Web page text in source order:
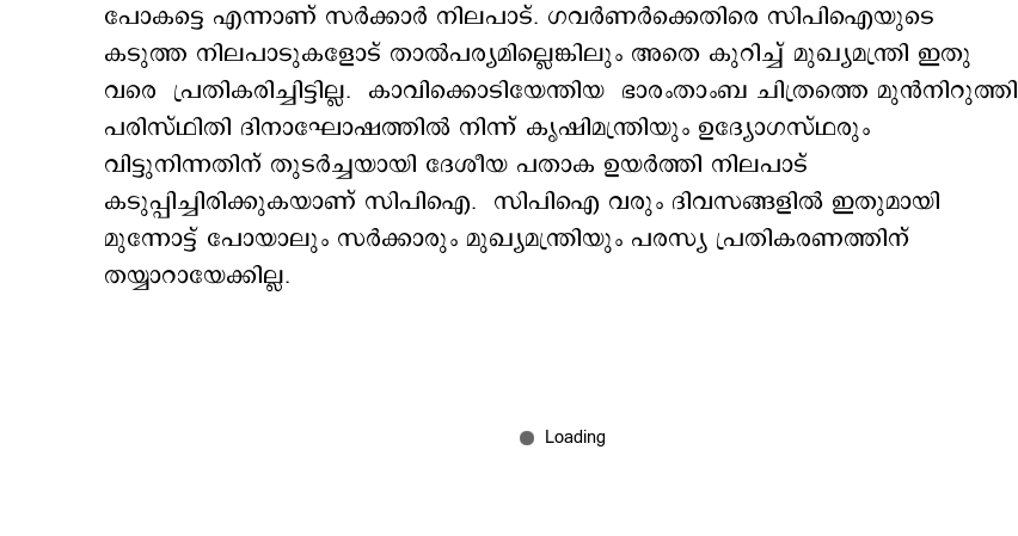
പോകട്ടെ എന്നാണ് സര്‍ക്കാര്‍ നിലപാട്. ഗവര്‍ണര്‍ക്കെതിരെ സിപിഐയുടെ
കടുത്ത നിലപാടുകളോട് താല്‍പര്യമില്ലെങ്കിലും അതെ കുറിച്ച് മുഖ്യമന്ത്രി ഇതു
വരെ പ്രതികരിച്ചിട്ടില്ല. കാവിക്കൊടിയേന്തിയ ഭാരംതാംബ ചിത്രത്തെ മുന്‍നിറുത്തി
പരിസ്ഥിതി ദിനാഘോഷത്തില്‍ നിന്ന് കൃഷിമന്ത്രിയും ഉദ്യോഗസ്ഥരും
വിട്ടുനിന്നതിന് തുടര്‍ച്ചയായി ദേശീയ പതാക ഉയര്‍ത്തി നിലപാട്
കടുപ്പിച്ചിരിക്കുകയാണ് സിപിഐ. സിപിഐ വരും ദിവസങ്ങളില്‍ ഇതുമായി
മുന്നോട്ട് പോയാലും സര്‍ക്കാരും മുഖ്യമന്ത്രിയും പരസ്യ പ്രതികരണത്തിന്
തയ്യാറായേക്കില്ല.